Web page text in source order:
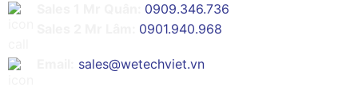
0909.346.736
0901.940.968
sales@wetechviet.vn